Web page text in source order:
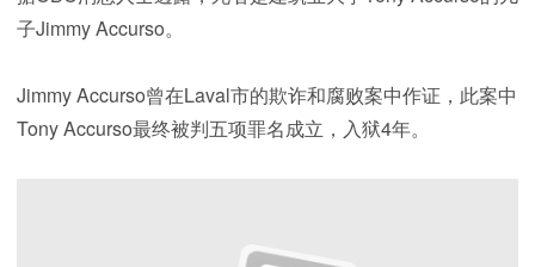
子Jimmy Accurso。
Jimmy Accurso曾在Laval市的欺诈和腐败案中作证，此案中
Tony Accurso最终被判五项罪名成立，入狱4年。